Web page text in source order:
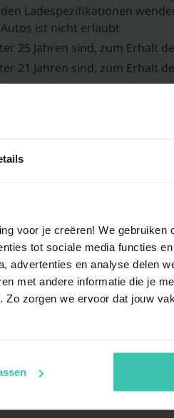
voor je creëren! We gebruiken
tot sociale media functies
advertenties en analyse delen
met andere informatie die je
zorgen we ervoor dat jouw
Ladespezifikationen
ist nicht erlaubt
25 Jahren sind, zum Erhalt
21 Jahren sind, zum Erhalt
nicht erlaubt / verboten